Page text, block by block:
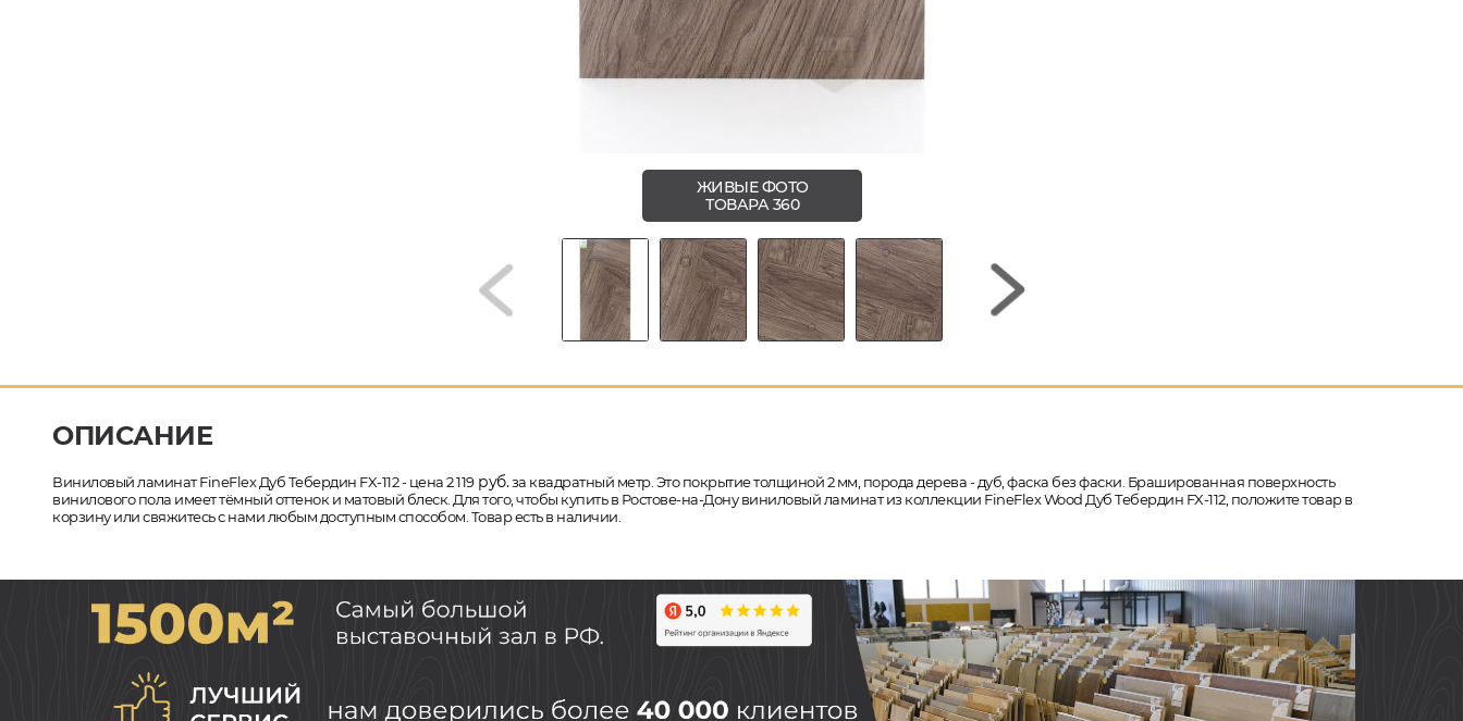
ЖИВЫЕ ФОТО
ТОВАРА 360
ОПИСАНИЕ
Виниловый ламинат FineFlex Дуб Тебердин FX-112 - цена 2 119руб.за квадратный метр. Это покрытие толщиной 2 мм, порода дерева - дуб, фаска без фаски. Брашированная поверхность
винилового пола имеет тёмный оттенок и матовый блеск. Для того, чтобы купить в Ростове-на-Дону виниловый ламинат из коллекции FineFlex Wood Дуб Тебердин FX-112, положите товар в
корзину или свяжитесь с нами любым доступным способом. Товар есть в наличии.